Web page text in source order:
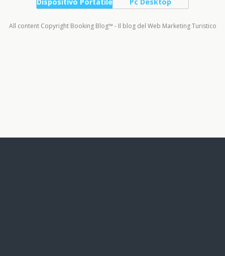
All content Copyright Booking Blog™ - Il blog del Web Marketing Turistico